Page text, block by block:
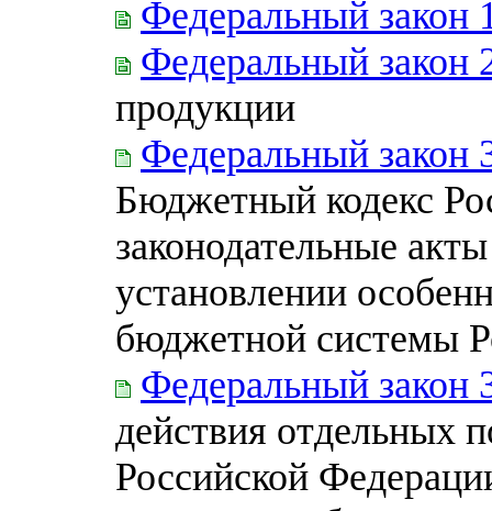
Федеральный закон
Федеральный закон
продукции
Федеральный закон
Бюджетный кодекс
законодательные
установлении
бюджетной системы
Федеральный закон
действия отдельных
Российской